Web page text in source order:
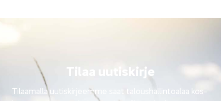
Tilaa uu­tis­kir­je
Ti­laa­mal­la uu­tis­kir­jeem­me saat ta­lous­hal­lin­toa­laa kos­